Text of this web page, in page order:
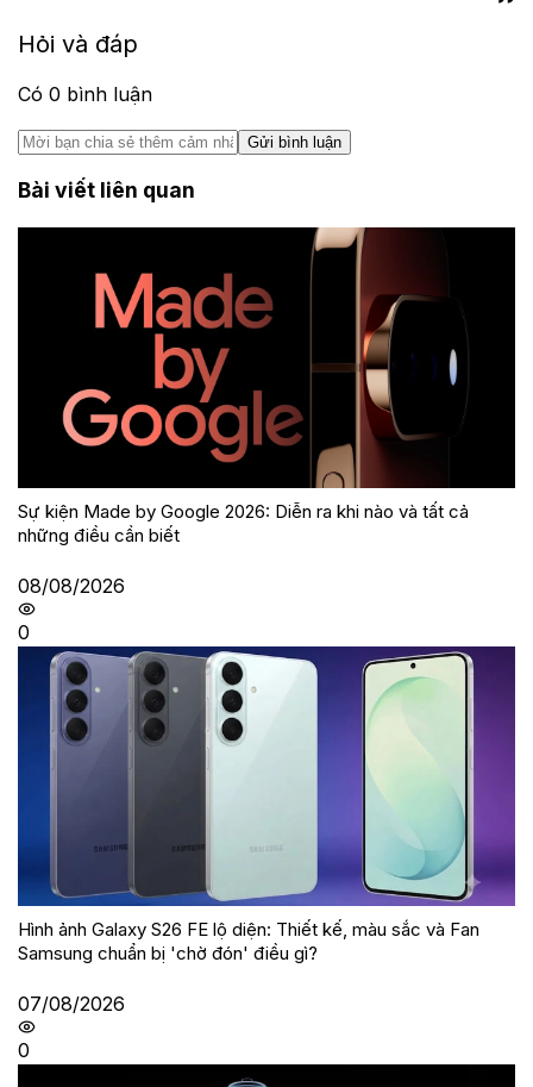
Hỏi và đáp
Có 0 bình luận
Gửi bình luận
Bài viết liên quan
Sự kiện Made by Google 2026: Diễn ra khi nào và tất cả
những điều cần biết
08/08/2026
0
Hình ảnh Galaxy S26 FE lộ diện: Thiết kế, màu sắc và Fan
Samsung chuẩn bị 'chờ đón' điều gì?
07/08/2026
0